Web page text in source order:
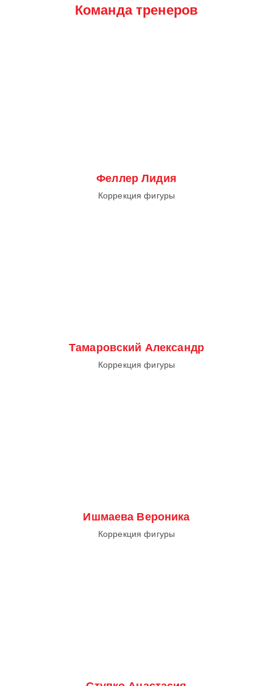
Команда тренеров
Феллер Лидия
Коррекция фигуры
Тамаровский Александр
Коррекция фигуры
Ишмаева Вероника
Коррекция фигуры